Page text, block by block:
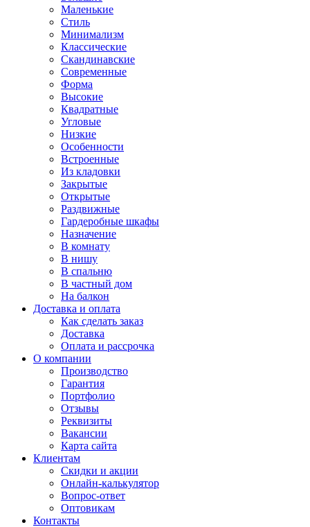
Маленькие
Стиль
Минимализм
Классические
Скандинавские
Современные
Форма
Высокие
Квадратные
Угловые
Низкие
Особенности
Встроенные
Из кладовки
Закрытые
Открытые
Раздвижные
Гардеробные шкафы
Назначение
В комнату
В нишу
В спальню
В частный дом
На балкон
Доставка и оплата
Как сделать заказ
Доставка
Оплата и рассрочка
О компании
Производство
Гарантия
Портфолио
Отзывы
Реквизиты
Вакансии
Карта сайта
Клиентам
Скидки и акции
Онлайн-калькулятор
Вопрос-ответ
Оптовикам
Контакты